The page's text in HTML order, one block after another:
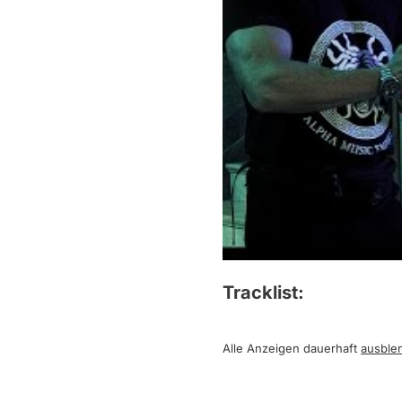
Tracklist:
Alle Anzeigen dauerhaft